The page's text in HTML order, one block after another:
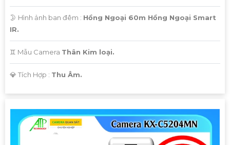
🌛 Hình ảnh ban đêm : Hồng Ngoại 60m Hồng Ngoại Smart
IR.
♊ Mẫu Camera Thân Kim loại.
️💎 Tích Hợp : Thu Âm.